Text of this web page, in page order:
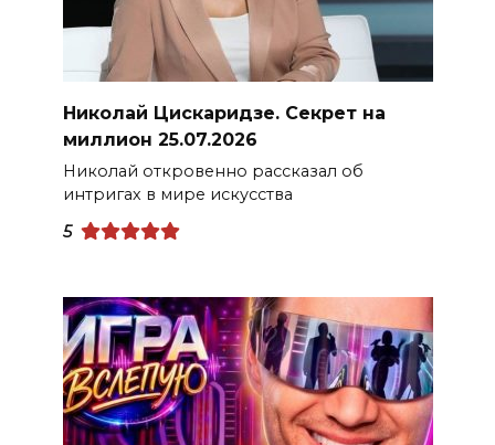
Николай Цискаридзе. Секрет на
миллион 25.07.2026
Николай откровенно рассказал об
интригах в мире искусства
5